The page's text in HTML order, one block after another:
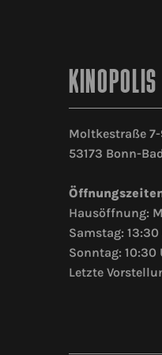
Moltkestraße
53173 Bonn-
Hausöffnung:
Samstag: 13:30
Sonntag:
Letzte